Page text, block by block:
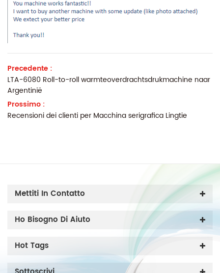
Precedente :
LTA-6080 Roll-to-roll warmteoverdrachtsdrukmachine naar
Argentinië
Prossimo :
Recensioni dei clienti per Macchina serigrafica Lingtie
Mettiti In Contatto
Ho Bisogno Di Aiuto
Hot Tags